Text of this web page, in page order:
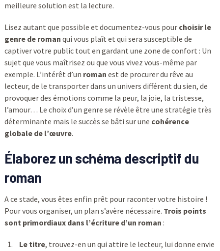
meilleure solution est la lecture.
Lisez autant que possible et documentez-vous pour choisir le
genre de roman qui vous plaît et qui sera susceptible de
captiver votre public tout en gardant une zone de confort : Un
sujet que vous maîtrisez ou que vous vivez vous-même par
exemple. L’intérêt d’un roman est de procurer du rêve au
lecteur, de le transporter dans un univers différent du sien, de
provoquer des émotions comme la peur, la joie, la tristesse,
l’amour… Le choix d’un genre se révèle être une stratégie très
déterminante mais le succès se bâti sur une cohérence
globale de l’œuvre.
Élaborez un schéma descriptif du
roman
A ce stade, vous êtes enfin prêt pour raconter votre histoire !
Pour vous organiser, un plan s’avère nécessaire. Trois points
sont primordiaux dans l’écriture d’un roman :
Le titre, trouvez-en un qui attire le lecteur, lui donne envie